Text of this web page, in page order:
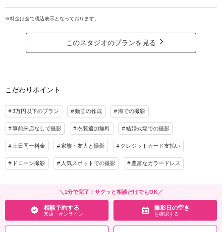
ヘアメイク
アルバム データ 250カット 台紙付写真
ドレス100着の中からフリーチョイス、ヘアアクセ、イヤリング、ネックレス、ヒー
ル、タキシード、持込み無料、雨天補償、プロ編集、アテンド、60秒動画、写真撮影
データ全てお渡し、
相談予約する
来店・オンライン
撮影日の空き
を確認する
人気撮影スポット「ザネー浜」での撮影プラン♪
恩納村にあるザネー浜（エリア５１）での撮影♪１つのエリアでビーチ、グリー
オープニングMV用動画オプション¥12000
アルバム データ 150カット
衣装追加 会食
その他含むもの
ドレス100着の中からフリーチョイス、ヘアアクセ、イヤリング、ネックレス、ヒー
相談予約する
来店・オンライン
撮影日の空き
を確認する
※料金は全て税込表示となっております。
このスタジオのプランを見る
こだわりポイント
3万円以下のプラン 動画の作成 海での撮影
事前来店なしで撮影 衣装追加無料 結婚式場での撮影
土日同一料金 家族・友人と撮影 クレジットカード支払い
ドローン撮影 人気スポットでの撮影 豊富なカラードレス
＼1分で完了！サクッと相談だけでもOK／
相談予約する
来店・オンライン
撮影日の空き
を確認する